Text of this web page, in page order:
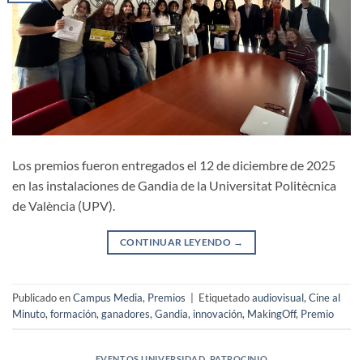
Los premios fueron entregados el 12 de diciembre de 2025
en las instalaciones de Gandia de la Universitat Politècnica
de València (UPV).
CONTINUAR LEYENDO →
Publicado enCampus Media, Premios Etiquetadoaudiovisual, Cine al
Minuto, formación, ganadores, Gandia, innovación, MakingOff, Premio